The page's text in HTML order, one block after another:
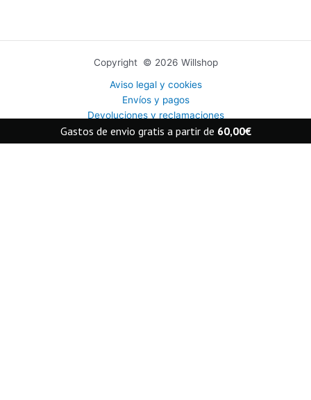
Copyright © 2026 Willshop
Aviso legal y cookies
Envíos y pagos
Devoluciones y reclamaciones
Gastos de envio gratis a partir de 60,00€